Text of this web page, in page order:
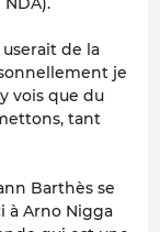
de la
je
vois que du
tant
Barthès se
à Arno Nigga